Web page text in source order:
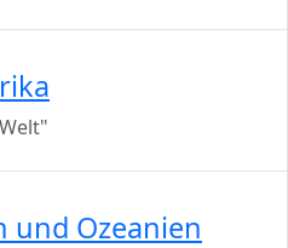
und Ozeanien